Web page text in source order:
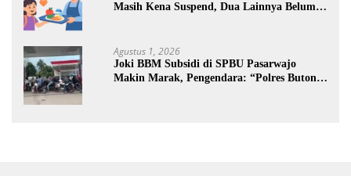
Masih Kena Suspend, Dua Lainnya Belum
Agustus 1, 2026
Joki BBM Subsidi di SPBU Pasarwajo
Makin Marak, Pengendara: “Polres Buton